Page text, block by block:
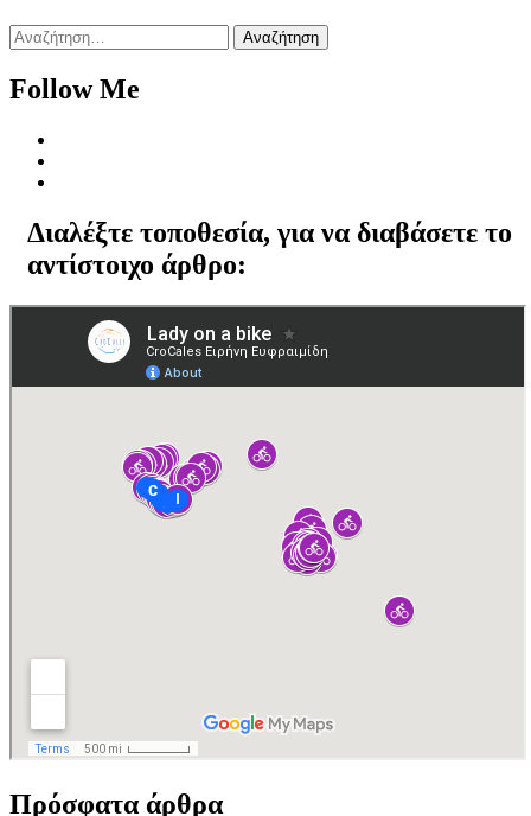
Αναζήτηση
για:
Follow Me
Διαλέξτε τοποθεσία, για να διαβάσετε το
αντίστοιχο άρθρο:
Πρόσφατα άρθρα